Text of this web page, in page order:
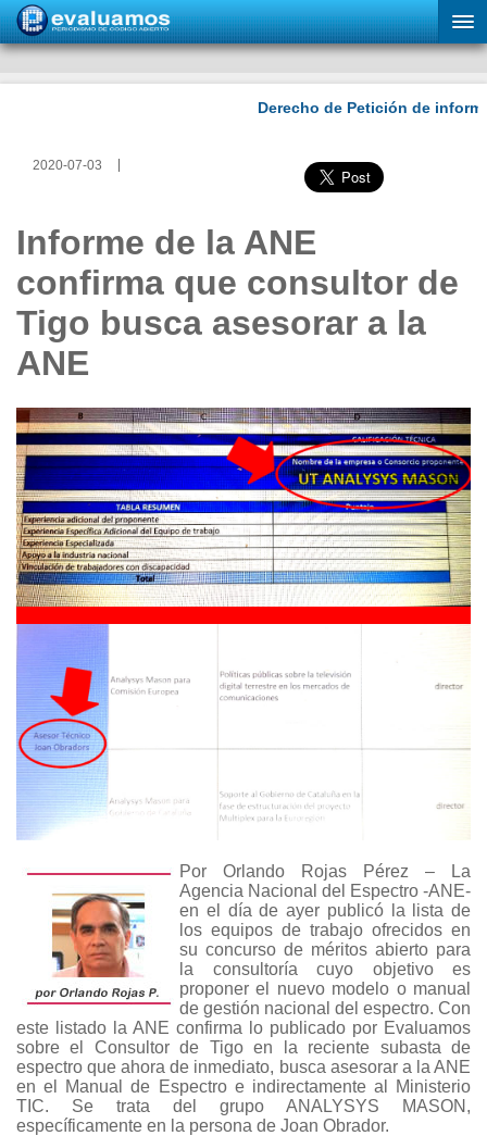
2020-07-03
Informe de la ANE
confirma que consultor de
Tigo busca asesorar a la
ANE
Por Orlando Rojas Pérez – La
Agencia Nacional del Espectro -ANE-
en el día de ayer publicó la lista de
los equipos de trabajo ofrecidos en
su concurso de méritos abierto para
la consultoría cuyo objetivo es
proponer el nuevo modelo o manual
de gestión nacional del espectro. Con
este listado la ANE confirma lo publicado por Evaluamos
sobre el Consultor de Tigo en la reciente subasta de
espectro que ahora de inmediato, busca asesorar a la ANE
en el Manual de Espectro e indirectamente al Ministerio
TIC. Se trata del grupo ANALYSYS MASON,
específicamente en la persona de Joan Obrador.